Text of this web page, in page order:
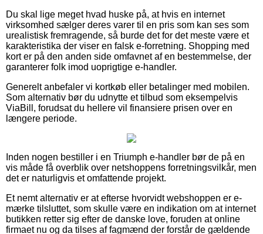
Du skal lige meget hvad huske på, at hvis en internet
virksomhed sælger deres varer til en pris som kan ses som
urealistisk fremragende, så burde det for det meste være et
karakteristika der viser en falsk e-forretning. Shopping med
kort er på den anden side omfavnet af en bestemmelse, der
garanterer folk imod uoprigtige e-handler.
Generelt anbefaler vi kortkøb eller betalinger med mobilen.
Som alternativ bør du udnytte et tilbud som eksempelvis
ViaBill, forudsat du hellere vil finansiere prisen over en
længere periode.
Inden nogen bestiller i en Triumph e-handler bør de på en
vis måde få overblik over netshoppens forretningsvilkår, men
det er naturligvis et omfattende projekt.
Et nemt alternativ er at efterse hvorvidt webshoppen er e-
mærke tilsluttet, som skulle være en indikation om at internet
butikken retter sig efter de danske love, foruden at online
firmaet nu og da tilses af fagmænd der forstår de gældende